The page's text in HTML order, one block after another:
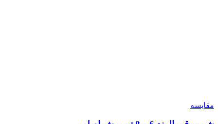
مقایسه